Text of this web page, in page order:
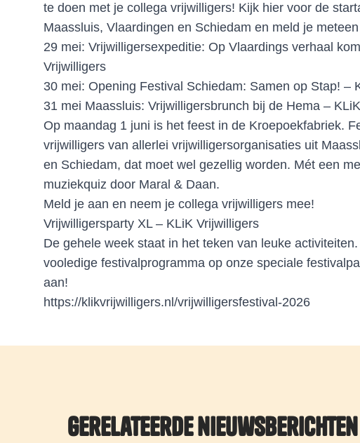
te doen met je collega vrijwilligers! Kijk hier voor de
Maassluis, Vlaardingen en Schiedam en meld je
29 mei: Vrijwilligersexpeditie: Op Vlaardings verhaal
Vrijwilligers
30 mei: Opening Festival Schiedam: Samen op Stap! –
31 mei Maassluis: Vrijwilligersbrunch bij de Hema –
Op maandag 1 juni is het feest in de Kroepoekfabriek.
vrijwilligers van allerlei vrijwilligersorganisaties uit
en Schiedam, dat moet wel gezellig worden. Mét een
muziekquiz door Maral & Daan.
Meld je aan en neem je collega vrijwilligers mee!
Vrijwilligersparty XL – KLiK Vrijwilligers
De gehele week staat in het teken van leuke
vooledige festivalprogramma op onze speciale
aan!
https://klikvrijwilligers.nl/vrijwilligersfestival-2026
Gerelateerde nieuwsberichten